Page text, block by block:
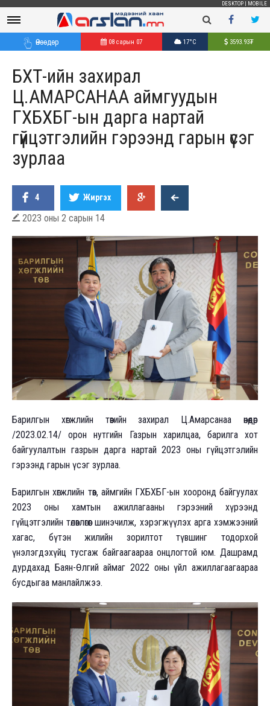
DESKTOP MOBILE
Өнөөдөр 08 сарын 07 17°C 3593.93₮
БХТ-ийн захирал
Ц.АМАРСАНАА аймгуудын
ГХБХБГ-ын дарга нартай
гүйцэтгэлийн гэрээнд гарын үсэг
зурлаа
4 Жиргэх
 2023 оны 2 сарын 14
Барилгын хөгжлийн төвийн захирал Ц.Амарсанаа өнөөдөр
/2023.02.14/ орон нутгийн Газрын харилцаа, барилга хот
байгуулалтын газрын дарга нартай 2023 оны гүйцэтгэлийн
гэрээнд гарын үсэг зурлаа.
Барилгын хөгжлийн төв, аймгийн ГХБХБГ-ын хооронд байгуулах
2023 оны хамтын ажиллагааны гэрээний хүрээнд
гүйцэтгэлийн төлөвлөгөөг шинэчилж, хэрэгжүүлэх арга хэмжээний
хагас, бүтэн жилийн зорилтот түвшинг тодорхой
үнэлэгдэхүйц тусгаж байгаагаараа онцлогтой юм. Дашрамд
дурдахад Баян-Өлгий аймаг 2022 оны үйл ажиллагаагаараа
бусдыгаа манлайлжээ.